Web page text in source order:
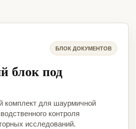
БЛОК ДОКУМЕНТОВ
блок под
комплект для шаурмичной
контроля
исследований.